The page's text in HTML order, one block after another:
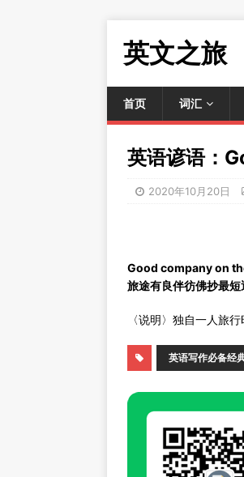
英文之旅
首页 词汇
英语谚语：
2020年10月20日
Good company on
旅途有良伴彷佛抄最短
〈说明〉独自一人旅
英语写作必备经